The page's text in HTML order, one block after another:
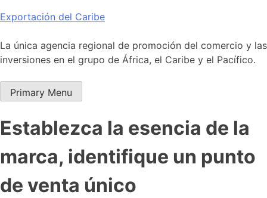
Skip
content
Exportación del Caribe
La única agencia regional de promoción del comercio y las
inversiones en el grupo de África, el Caribe y el Pacífico.
Primary Menu
Establezca la esencia de la
marca, identifique un punto
de venta único